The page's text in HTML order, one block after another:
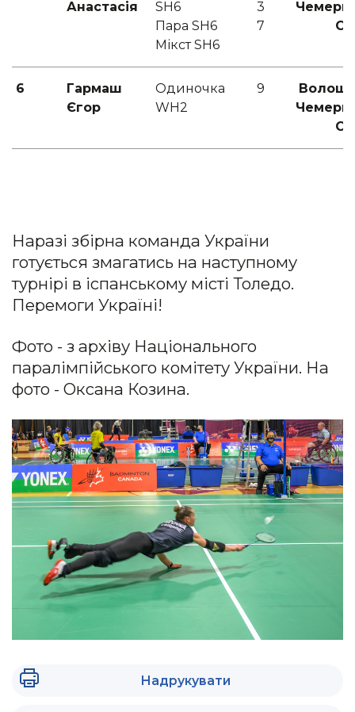
Анастасія
SH6
Пара SH6
Мікст SH6
3
7
6
Гармаш
Єгор
Одиночка
WH2
9
Наразі збірна команда України
готується змагатись на наступному
турнірі в іспанському місті Толедо.
Перемоги Україні!
Фото - з архіву Національного
паралімпійського комітету України. На
фото - Оксана Козина.
Надрукувати